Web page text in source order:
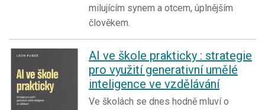
milujícím synem a otcem, úplnějším
člověkem.
AI ve škole prakticky : strategie
pro využití generativní umělé
inteligence ve vzdělávání
Ve školách se dnes hodně mluví o